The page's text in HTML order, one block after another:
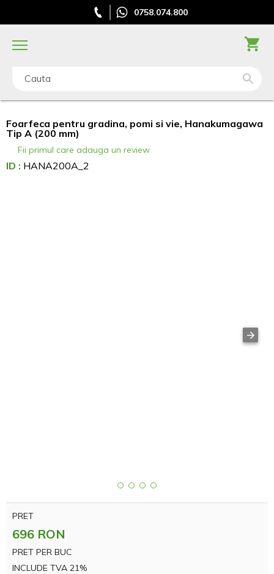
0758.074.800
Cauta
Foarfeca pentru gradina, pomi si vie, Hanakumagawa
Tip A (200 mm)
Fii primul care adauga un review
ID : HANA200A_2
PRET
696 RON
PRET PER BUC
INCLUDE TVA 21%